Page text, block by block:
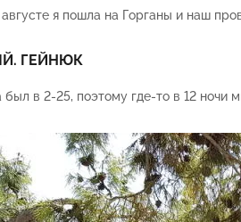
я пошла на Горганы и наш
ГЕЙНЮК
был в 2-25, поэтому где-то в 12 ночи